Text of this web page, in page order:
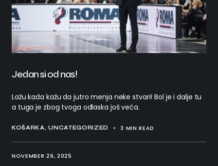
KOŠARKA UNCATEGORIZED 3 MIN READ
Jedan si od nas!
Lažu kada kažu da jutro menja neke stvari! Bol je i dalje tu
a tuga je zbog tvoga odlaska još veća.
NOVEMBER 26, 2025